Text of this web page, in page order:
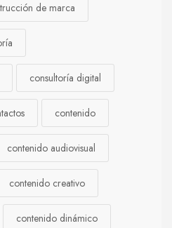
de marca
consultoría digital
contenido
contenido audiovisual
contenido creativo
contenido dinámico